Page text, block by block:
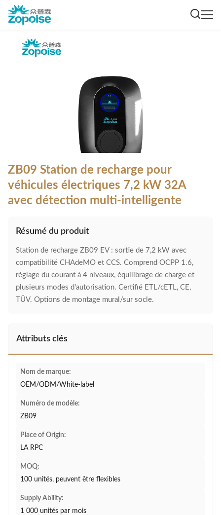
ZB09 Station de recharge pour
véhicules électriques 7,2 kW 32A
avec détection multi-intelligente
Résumé du produit
Station de recharge ZB09 EV : sortie de 7,2 kW avec
compatibilité CHAdeMO et CCS. Comprend OCPP 1.6,
réglage du courant à 4 niveaux, équilibrage de charge et
plusieurs modes d'autorisation. Certifié ETL/cETL, CE,
TÜV. Options de montage mural/sur socle.
Attributs clés
Nom de marque:
OEM/ODM/White-label
Numéro de modèle:
ZB09
Place of Origin:
LA RPC
MOQ:
100 unités, peuvent être flexibles
Supply Ability:
1 000 unités par mois